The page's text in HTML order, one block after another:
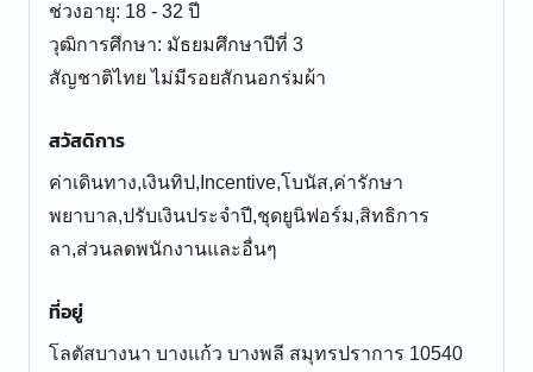
ช่วงอายุ: 18 - 32 ปี
วุฒิการศึกษา: มัธยมศึกษาปีที่ 3
สัญชาติไทย ไม่มีรอยสักนอกร่มผ้า
สวัสดิการ
ค่าเดินทาง,เงินทิป,Incentive,โบนัส,ค่ารักษา
พยาบาล,ปรับเงินประจำปี,ชุดยูนิฟอร์ม,สิทธิการ
ลา,ส่วนลดพนักงานและอื่นๆ
ที่อยู่
โลตัสบางนา บางแก้ว บางพลี สมุทรปราการ 10540